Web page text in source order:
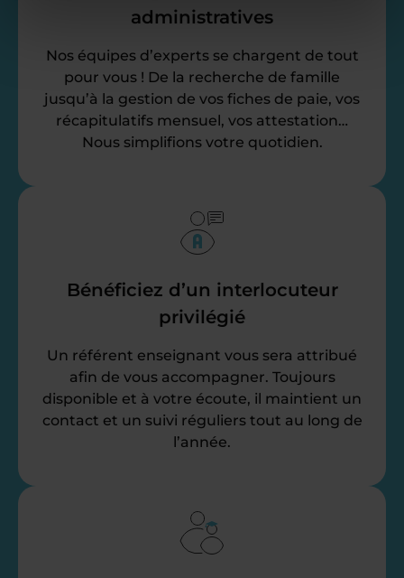
administratives
Nos équipes d’experts se chargent de tout
pour vous ! De la recherche de famille
jusqu’à la gestion de vos fiches de paie, vos
récapitulatifs mensuel, vos attestation…
Nous simplifions votre quotidien.
Bénéficiez d’un interlocuteur
privilégié
Un référent enseignant vous sera attribué
afin de vous accompagner. Toujours
disponible et à votre écoute, il maintient un
contact et un suivi réguliers tout au long de
l’année.